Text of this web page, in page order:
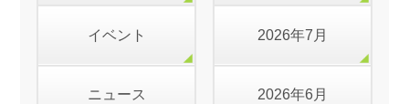
イベント
ニュース
2026年7月
2026年6月